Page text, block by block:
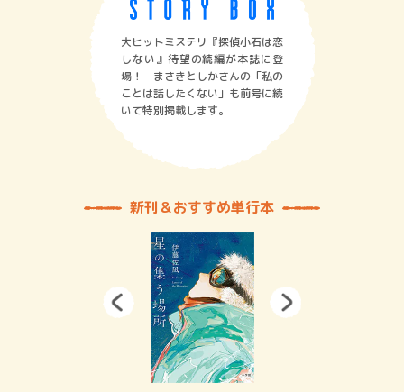
大ヒットミステリ『探偵小石は恋
しない』待望の続編が本誌に登
場！ まさきとしかさんの「私の
ことは話したくない」も前号に続
いて特別掲載します。
新刊＆おすすめ単行本